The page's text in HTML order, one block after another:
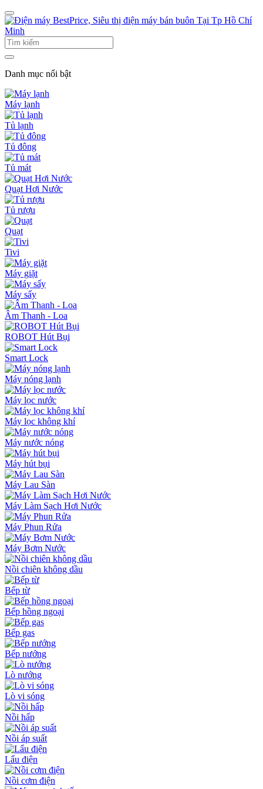
Danh mục nổi bật
Máy lạnh
Tủ lạnh
Tủ đông
Tủ mát
Quạt Hơi Nước
Tủ rượu
Quạt
Tivi
Máy giặt
Máy sấy
Âm Thanh - Loa
ROBOT Hút Bụi
Smart Lock
Máy nóng lạnh
Máy lọc nước
Máy lọc không khí
Máy nước nóng
Máy hút bụi
Máy Lau Sàn
Máy Làm Sạch Hơi Nước
Máy Phun Rửa
Máy Bơm Nước
Nồi chiên không dầu
Bếp từ
Bếp hồng ngoại
Bếp gas
Bếp nướng
Lò nướng
Lò vi sóng
Nồi hấp
Nồi áp suất
Lẩu điện
Nồi cơm điện